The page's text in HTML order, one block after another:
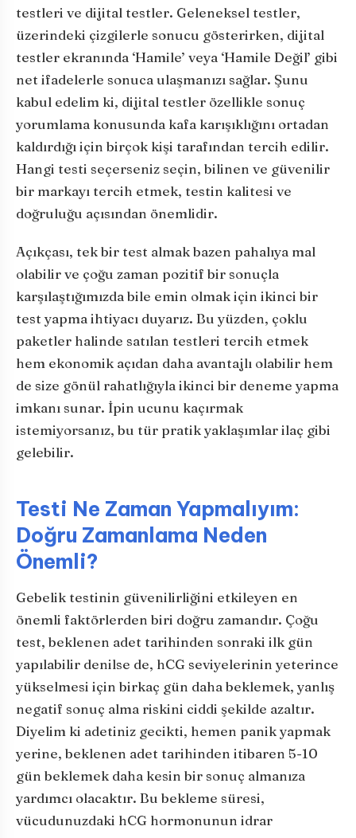
testleri ve dijital testler. Geleneksel testler,
üzerindeki çizgilerle sonucu gösterirken, dijital
testler ekranında ‘Hamile’ veya ‘Hamile Değil’ gibi
net ifadelerle sonuca ulaşmanızı sağlar. Şunu
kabul edelim ki, dijital testler özellikle sonuç
yorumlama konusunda kafa karışıklığını ortadan
kaldırdığı için birçok kişi tarafından tercih edilir.
Hangi testi seçerseniz seçin, bilinen ve güvenilir
bir markayı tercih etmek, testin kalitesi ve
doğruluğu açısından önemlidir.
Açıkçası, tek bir test almak bazen pahalıya mal
olabilir ve çoğu zaman pozitif bir sonuçla
karşılaştığımızda bile emin olmak için ikinci bir
test yapma ihtiyacı duyarız. Bu yüzden, çoklu
paketler halinde satılan testleri tercih etmek
hem ekonomik açıdan daha avantajlı olabilir hem
de size gönül rahatlığıyla ikinci bir deneme yapma
imkanı sunar. İpin ucunu kaçırmak
istemiyorsanız, bu tür pratik yaklaşımlar ilaç gibi
gelebilir.
Testi Ne Zaman Yapmalıyım:
Doğru Zamanlama Neden
Önemli?
Gebelik testinin güvenilirliğini etkileyen en
önemli faktörlerden biri doğru zamandır. Çoğu
test, beklenen adet tarihinden sonraki ilk gün
yapılabilir denilse de, hCG seviyelerinin yeterince
yükselmesi için birkaç gün daha beklemek, yanlış
negatif sonuç alma riskini ciddi şekilde azaltır.
Diyelim ki adetiniz gecikti, hemen panik yapmak
yerine, beklenen adet tarihinden itibaren 5-10
gün beklemek daha kesin bir sonuç almanıza
yardımcı olacaktır. Bu bekleme süresi,
vücudunuzdaki hCG hormonunun idrar